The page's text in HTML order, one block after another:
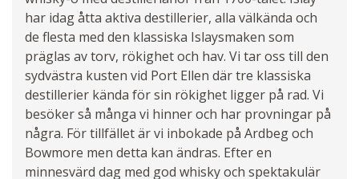
har idag åtta aktiva destillerier, alla välkända och
de flesta med den klassiska Islaysmaken som
präglas av torv, rökighet och hav. Vi tar oss till den
sydvästra kusten vid Port Ellen där tre klassiska
destillerier kända för sin rökighet ligger på rad. Vi
besöker så många vi hinner och har provningar på
några. För tillfället är vi inbokade på Ardbeg och
Bowmore men detta kan ändras. Efter en
minnesvärd dag med god whisky och spektakulär